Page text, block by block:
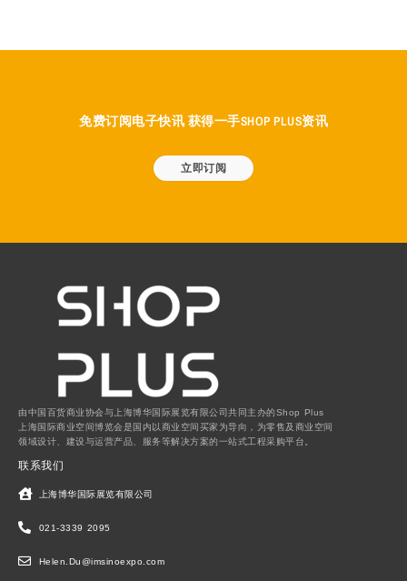
免费订阅电子快讯 获得一手SHOP PLUS资讯
立即订阅
由中国百货商业协会与上海博华国际展览有限公司共同主办的Shop Plus
上海国际商业空间博览会是国内以商业空间买家为导向，为零售及商业空间
领域设计、建设与运营产品、服务等解决方案的一站式工程采购平台。
联系我们
上海博华国际展览有限公司
021-3339 2095
Helen.Du@imsinoexpo.com